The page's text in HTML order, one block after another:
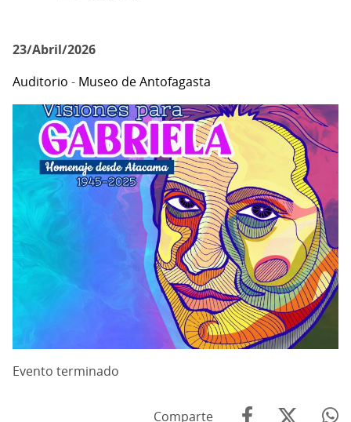
23/Abril/2026
Auditorio - Museo de Antofagasta
Evento terminado
Comparte